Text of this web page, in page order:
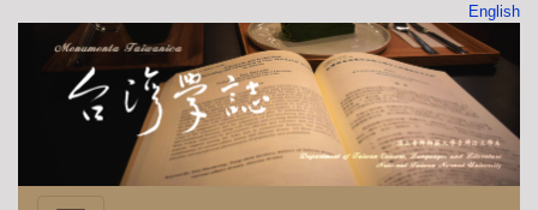
English